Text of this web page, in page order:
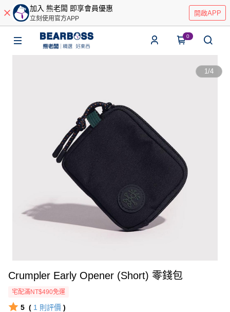
加入 熊老闆 即享會員優惠
立刻使用官方APP
開啟APP
0
1/4
Crumpler Early Opener (Short) 零錢包
宅配滿NT$490免運
5 ( 1 則評價 )